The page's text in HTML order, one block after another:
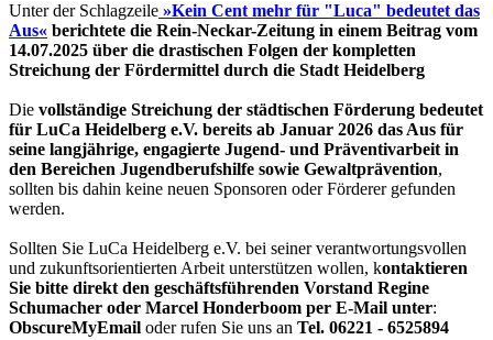
Unter der Schlagzeile »Kein Cent mehr für "Luca" bedeutet das
Aus« berichtete die Rein-Neckar-Zeitung in einem Beitrag vom
14.07.2025 über die drastischen Folgen der kompletten
Streichung der Fördermittel durch die Stadt Heidelberg
Die vollständige Streichung der städtischen Förderung bedeutet
für LuCa Heidelberg e.V. bereits ab Januar 2026 das Aus für
seine langjährige, engagierte Jugend- und Präventivarbeit in
den Bereichen Jugendberufshilfe sowie Gewaltprävention,
sollten bis dahin keine neuen Sponsoren oder Förderer gefunden
werden.
Sollten Sie LuCa Heidelberg e.V. bei seiner verantwortungsvollen
und zukunftsorientierten Arbeit unterstützen wollen, kontaktieren
Sie bitte direkt den geschäftsführenden Vorstand Regine
Schumacher oder Marcel Honderboom per E-Mail unter:
ObscureMyEmail oder rufen Sie uns an Tel. 06221 - 6525894